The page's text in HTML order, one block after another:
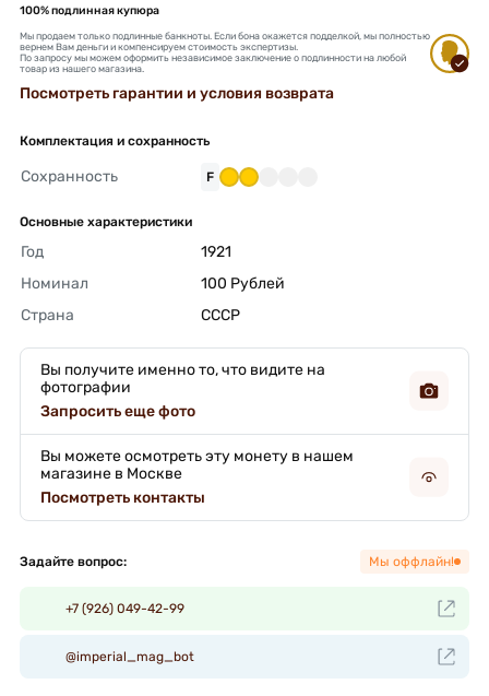
100% подлинная купюра
Мы продаем только подлинные банкноты. Если бона окажется подделкой, мы полностью
вернем Вам деньги и компенсируем стоимость экспертизы.
По запросу мы можем оформить независимое заключение о подлинности на любой
товар из нашего магазина.
Посмотреть гарантии и условия возврата
Комплектация и сохранность
Сохранность F
Основные характеристики
Год
1921
Номинал
100 Рублей
Страна
СССР
Вы получите именно то, что видите на
фотографии
Запросить еще фото
Вы можете осмотреть эту монету в нашем
магазине в Москве
Посмотреть контакты
Задайте вопрос: Мы оффлайн!
+7 (926) 049-42-99
@imperial_mag_bot